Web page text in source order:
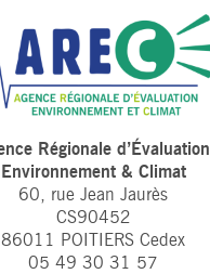
Régionale d’Évaluation
Environnement & Climat
60, rue Jean Jaurès
CS90452
86011 POITIERS Cedex
05 49 30 31 57